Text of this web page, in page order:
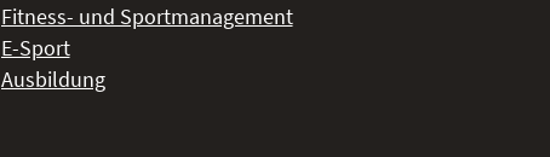
Fitness- und Sportmanagement
E-Sport
Ausbildung